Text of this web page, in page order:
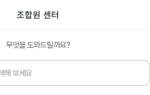
조합원 센터
무엇을 도와드릴까요?